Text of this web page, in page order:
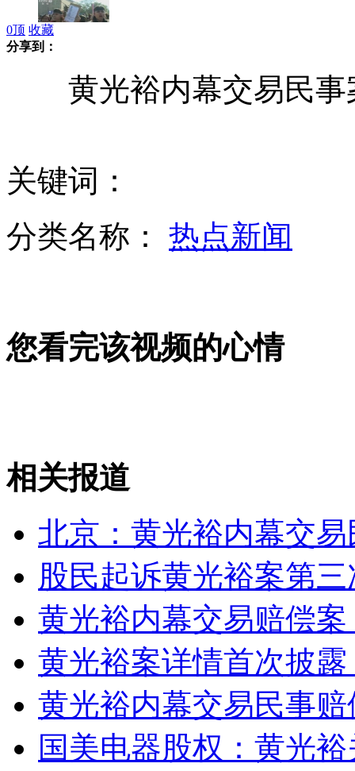
"小悦悦事件"肇事司机获刑两年半
实拍通古拉瓦火山喷发 火焰冲天
山西运城恶犬咬伤多人 警民合力深夜将其击毙
女孩北京地铁殴打老人 痛下狠手拳打脚踢
无痛分娩是否安全 医生回应
外交部：反对强权政治霸凌主义
0顶 收藏
分享到：
黄光裕内幕交易民事
关键词：
分类名称： 热点新闻
您看完该视频的心情
相关报道
北京：黄光裕内幕交
股民起诉黄光裕案第
黄光裕内幕交易赔偿
黄光裕案详情首次披
黄光裕内幕交易民事
国美电器股权：黄光